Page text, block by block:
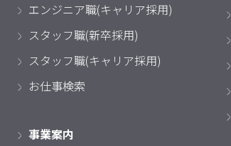
エンジニア職(キャリア採用)
スタッフ職(新卒採用)
スタッフ職(キャリア採用)
お仕事検索
事業案内